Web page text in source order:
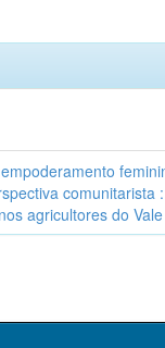
comunitarista
agricultores do